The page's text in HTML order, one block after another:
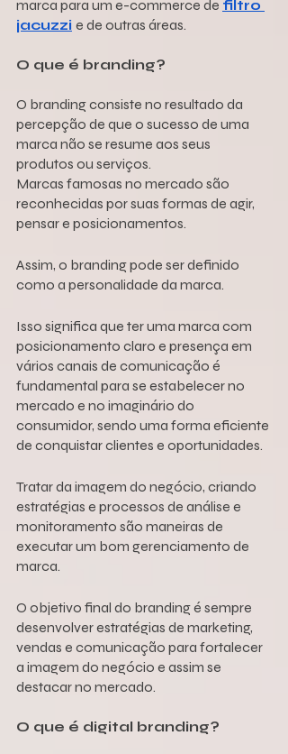
marca para um e-commerce de filtro
jacuzzi e de outras áreas.
O que é branding?
O branding consiste no resultado da
percepção de que o sucesso de uma
marca não se resume aos seus
produtos ou serviços.
Marcas famosas no mercado são
reconhecidas por suas formas de agir,
pensar e posicionamentos.
Assim, o branding pode ser definido
como a personalidade da marca.
Isso significa que ter uma marca com
posicionamento claro e presença em
vários canais de comunicação é
fundamental para se estabelecer no
mercado e no imaginário do
consumidor, sendo uma forma eficiente
de conquistar clientes e oportunidades.
Tratar da imagem do negócio, criando
estratégias e processos de análise e
monitoramento são maneiras de
executar um bom gerenciamento de
marca.
O objetivo final do branding é sempre
desenvolver estratégias de marketing,
vendas e comunicação para fortalecer
a imagem do negócio e assim se
destacar no mercado.
O que é digital branding?